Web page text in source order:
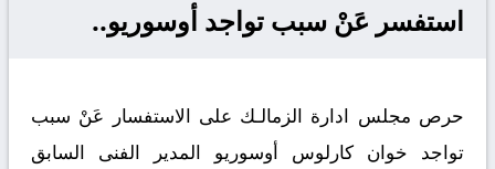
استفسر عَنْ سبب تواجد أوسوريو..
حرص مجلس ادارة الزمالـك على الاستفسار عَنْ سبب
تواجد خوان كارلوس أوسوريو المدير الفنى السابق